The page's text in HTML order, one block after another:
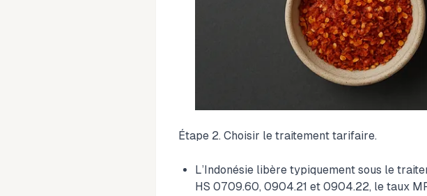
Étape 2. Choisir le traitement tarifaire.
L’Indonésie libère typiquement sous le
HS 0709.60, 0904.21 et 0904.22, le taux